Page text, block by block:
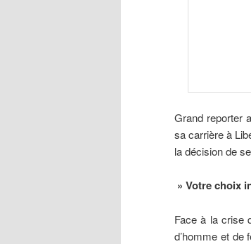
Grand reporter
sa carrière à
la décision de
» Votre choix
Face à la crise
d’homme et de